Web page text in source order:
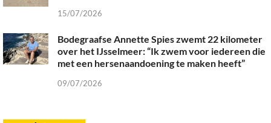
15/07/2026
Bodegraafse Annette Spies zwemt 22 kilometer
over het IJsselmeer: “Ik zwem voor iedereen die
met een hersenaandoening te maken heeft”
09/07/2026